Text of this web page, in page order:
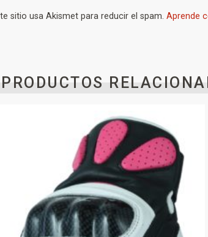
sitio usa Akismet para reducir el spam. Aprende
PRODUCTOS